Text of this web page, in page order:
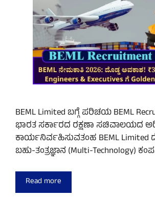
BEML Limited ಬಗ್ಗೆ ಪರಿಚಯ BEML
ಭಾರತ ಸರ್ಕಾರದ ರಕ್ಷಣಾ ಸಚಿವಾಲಯದ
ಕಾರ್ಯನಿರ್ವಹಿಸುವತಂಹ BEML Limited
ಬಹು-ತಂತ್ರಜ್ಞಾನ (Multi-Technology)
Read more